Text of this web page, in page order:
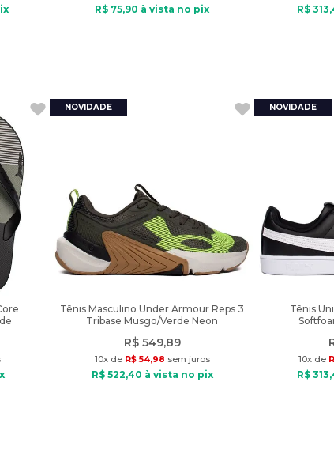
R$ 75,90 à vista no pix R$ 313,
Tênis Masculino Under Armour Reps 3
Tribase Musgo/Verde Neon
R$ 549,89
10x de R$ 54,98 sem juros
R$ 522,40 à vista no pix
Tênis
10x de
R$ 313,